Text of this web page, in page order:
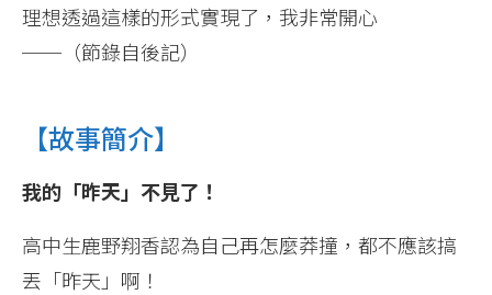
理想透過這樣的形式實現了，我非常開心
──（節錄自後記）
【故事簡介】
我的「昨天」不見了！
高中生鹿野翔香認為自己再怎麼莽撞，都不應該搞
丟「昨天」啊！